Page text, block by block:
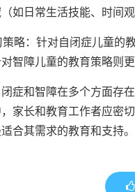
如日常生活技能、时间
略：针对自闭症儿童的
智障儿童的教育策略则
症和智障在多个方面存
家长和教育工作者应密
合其需求的教育和支持。